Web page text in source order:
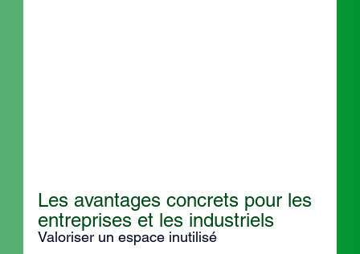
Les avantages concrets pour les
entreprises et les industriels
Valoriser un espace inutilisé